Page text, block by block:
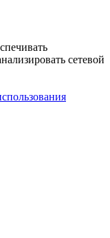
сетевой